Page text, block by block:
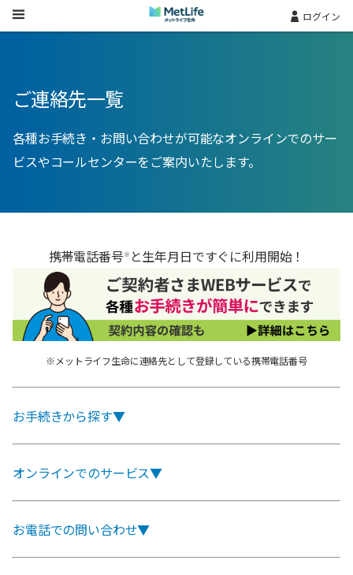
Skip Navigation ログイン
ご連絡先一覧
各種お手続き・お問い合わせが可能なオンラインでのサー
ビスやコールセンターをご案内いたします。
携帯電話番号※ と生年月日ですぐに利用開始！
※メットライフ生命に連絡先として登録している携帯電話番号
お手続きから探す▼
オンラインでのサービス▼
お電話での問い合わせ▼